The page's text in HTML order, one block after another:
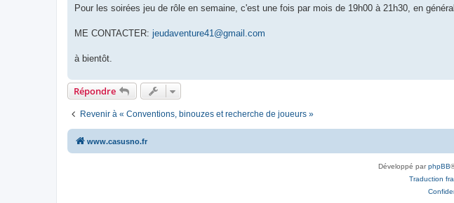
Pour les soirées jeu de rôle en semaine, c'est une fois par mois de 19h00 à 21h30, en
ME CONTACTER: jeudaventure41@gmail.com
à bientôt.
Répondre
Revenir à « Conventions, binouzes et recherche de joueurs »
www.casusno.fr
Développé parphpBB
Traduction